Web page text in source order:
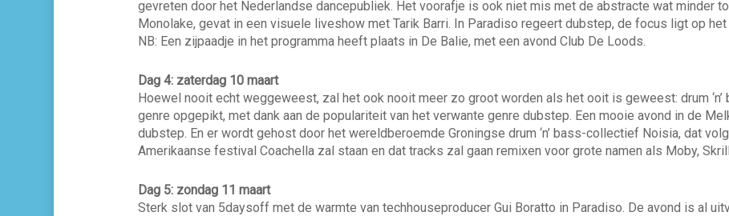
gevreten door het Nederlandse dancepubliek. Het voorafje is ook niet mis met de abstracte wat minder
Monolake, gevat in een visuele liveshow met Tarik Barri. In Paradiso regeert dubstep, de focus ligt op
NB: Een zijpaadje in het programma heeft plaats in De Balie, met een avond Club De Loods.
Dag 4: zaterdag 10 maart
Hoewel nooit echt weggeweest, zal het ook nooit meer zo groot worden als het ooit is geweest: drum
genre opgepikt, met dank aan de populariteit van het verwante genre dubstep. Een mooie avond in de
dubstep. En er wordt gehost door het wereldberoemde Groningse drum ‘n’ bass-collectief Noisia, dat
Amerikaanse festival Coachella zal staan en dat tracks zal gaan remixen voor grote namen als Moby,
Dag 5: zondag 11 maart
Sterk slot van 5daysoff met de warmte van techhouseproducer Gui Boratto in Paradiso. De avond is al